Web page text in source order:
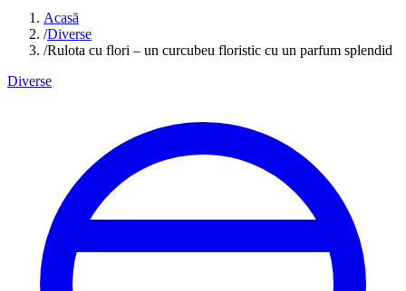
Acasă
/Diverse
/Rulota cu flori – un curcubeu floristic cu un parfum splendid
Diverse